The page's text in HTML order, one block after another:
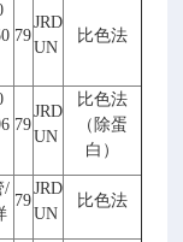
79
JRD
UN
比色法
79
JRD
UN
比色法
（除蛋
白）
/
79
JRD
UN
比色法